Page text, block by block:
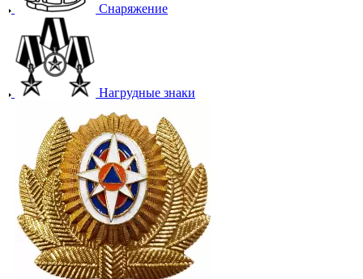
Снаряжение
Нагрудные знаки